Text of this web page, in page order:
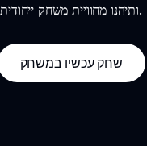
ותיהנו מחוויית משחק ייחודית.
שחק עכשיו במשחק